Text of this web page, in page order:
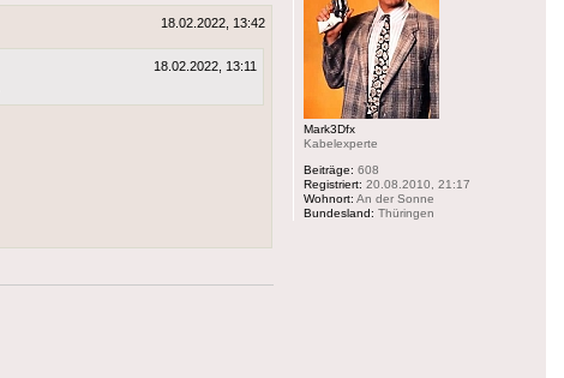
Mark3Dfx
Kabelexperte
Beiträge: 608
Registriert: 20.08.2010, 21:17
Wohnort: An der Sonne
Bundesland: Thüringen
18.02.2022, 13:42
18.02.2022, 13:11